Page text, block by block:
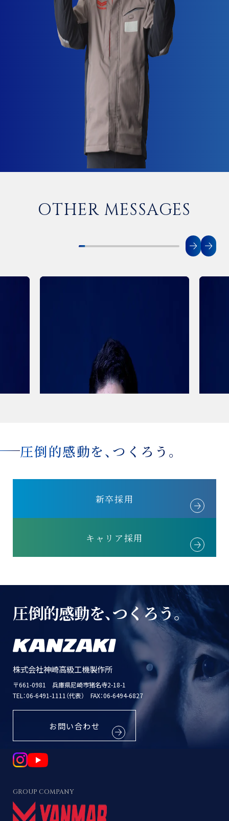
OTHER MESSAGES
経営統括部 ⼈事労務グループ
（2024年 キャリア入社）
圧倒的感動を、つくろう。
新卒採用
キャリア採用
株式会社神崎高級工機製作所
〒661-0981 兵庫県尼崎市猪名寺2-18-1
TEL：06-6491-1111（代表） FAX：06-6494-6827
お問い合わせ
GROUP COMPANY
圧倒的感動を、つくろう。